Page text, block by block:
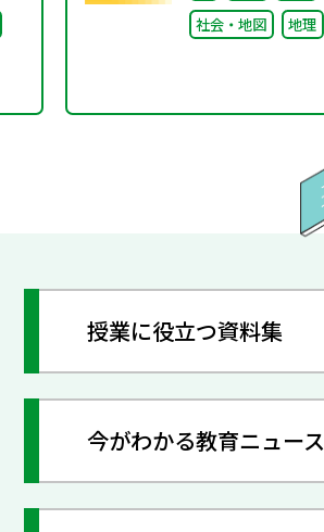
社会・地図
地理
授業に役立つ資料集
今がわかる教育ニュース